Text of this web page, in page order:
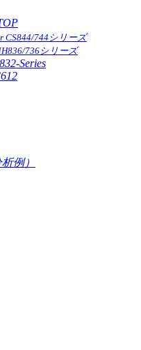
CS844/744シリーズ
736シリーズ
Series
例）